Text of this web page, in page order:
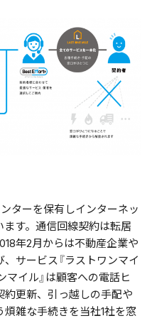
ターを保有しインターネッ
ます。通信回線契約は転居
年2月からは不動産企業や
サービス『ラストワンマイ
マイル』は顧客への電話ヒ
約更新、引っ越しの手配や
雑な手続きを当社1社を窓